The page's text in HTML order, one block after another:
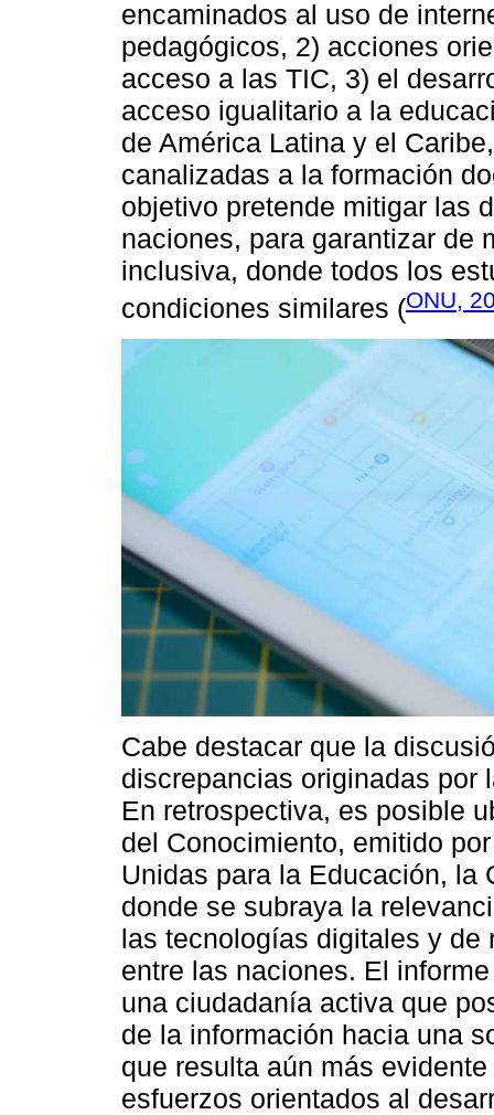
encaminados al uso de
pedagógicos, 2) acciones
acceso a las TIC, 3) el
acceso igualitario a la
de América Latina y el
canalizadas a la formación
objetivo pretende mitigar las
naciones, para garantizar de
inclusiva, donde todos los
condiciones similares (ONU,
Cabe destacar que la
discrepancias originadas por
En retrospectiva, es posible
del Conocimiento, emitido
Unidas para la Educación, la
donde se subraya la
las tecnologías digitales y de
entre las naciones. El
una ciudadanía activa que
de la información hacia una
que resulta aún más
esfuerzos orientados al